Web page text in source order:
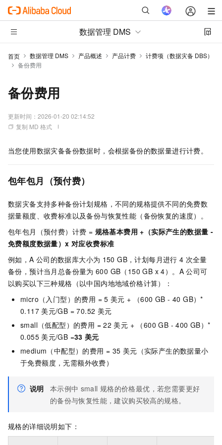
数据管理 DMS
首页 数据管理 DMS 产品概述 产品计费
计费项（数据灾备 DBS）
备份费用
备份费用
更新时间： 2026-01-20 02:14:52
复制 MD 格式
当您使用数据灾备备份数据时，会根据备份的数据量进行计费。
包年包月（预付费）
数据灾备支持多种备份计划规格，不同的规格提供不同的免费数
据量额度、收费标准以及备份与恢复性能（备份恢复的速度）。
包年包月（预付费）计费 = 规格基本费用 +（实际产生的数据量 -
免费额度数据量）x 对应收费标准
例如，A 公司的数据库大小为 150 GB，计划每月进行 4 次全量
备份，预计当月总备份量为 600 GB（150 GB x 4）。A 公司可
以购买以下三种规格（以中国内地地域价格计算）：
micro（入门型）的费用 = 5 美元 + （600 GB - 40 GB）*
0.117 美元/GB = 70.52 美元
small（低配型）的费用 = 22 美元 + （600 GB - 400 GB）*
0.055 美元/GB =33 美元
medium（中配型）的费用 = 35 美元（实际产生的数据量小
于免费额度，无需额外收费）
说明 本示例中 small 规格的价格最优，若您需要更好
的备份与恢复性能，建议购买较高的规格。
规格的详细说明如下：